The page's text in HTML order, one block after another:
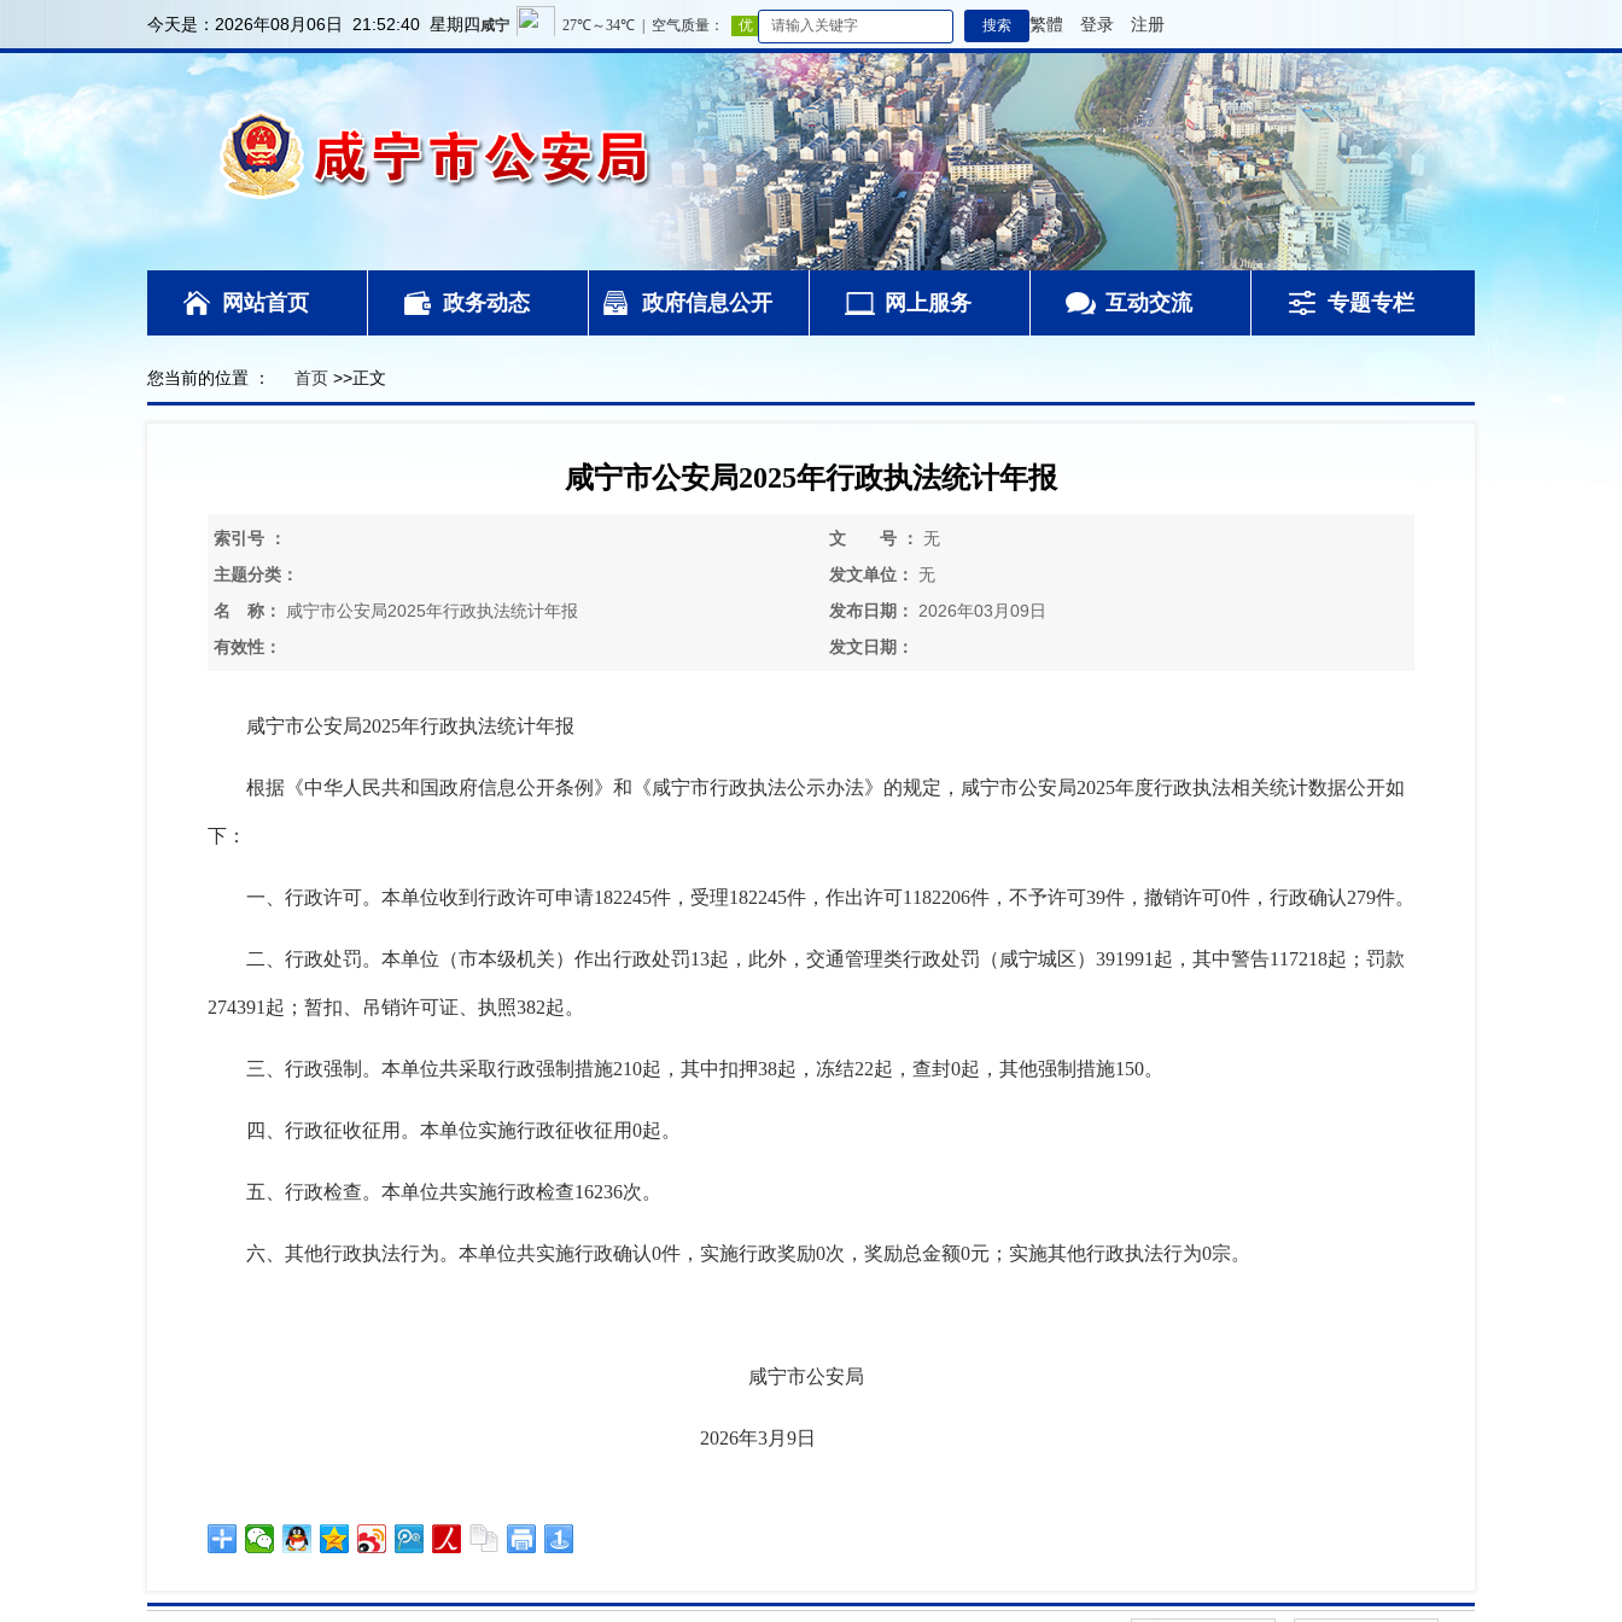
今天是： 2026年08月06日 21:52:41 星期四 繁體 登录 注册
网站首页 政务动态 政府信息公开 网上服务 互动交流 专题专栏
您当前的位置 ： 首页 >>正文
咸宁市公安局2025年行政执法统计年报
索引号 ： 文 号 ： 无
主题分类：
发文单位： 无
名 称：
咸宁市公安局2025年行政执法统计年报 发布日期：
2026年03月09日
有效性：
发文日期：
咸宁市公安局2025年行政执法统计年报
根据《中华人民共和国政府信息公开条例》和《咸宁市行政执法公示办法》的规定，咸宁市公安局2025年度行政执法相关统计数据公开如
下：
一、行政许可。本单位收到行政许可申请182245件，受理182245件，作出许可1182206件，不予许可39件，撤销许可0件，行政确认279件。
二、行政处罚。 本单位（市本级机关） 作出行政处罚13起 ， 此外，交通管理类行政处罚（咸宁城区） 391991起 ，其中警告117218起； 罚款
274391 起；暂扣、吊销许可证、执照382起。
三、行政强制。本单位共采取行政强制措施210起，其中扣押38起，冻结22起，查封0起，其他强制措施150。
四、行政征收征用。本单位实施行政征收征用0起。
五、行政检查。本单位共实施行政检查16236次。
六、其他行政执法行为。本单位共实施行政确认0件，实施行政奖励0次，奖励总金额0元；实施其他行政执法行为0宗。
咸宁市公安局
2026年3月9日